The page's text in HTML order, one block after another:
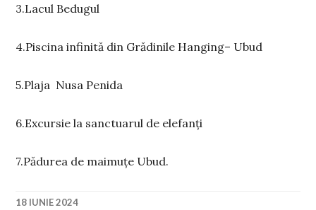
3.Lacul Bedugul
4.Piscina infinită din Grădinile Hanging– Ubud
5.Plaja Nusa Penida
6.Excursie la sanctuarul de elefanți
7.Pădurea de maimuțe Ubud.
18 IUNIE 2024